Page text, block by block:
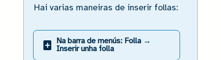
Hai varias maneiras de inserir follas:
+
Na barra de menús: Folla →
Inserir unha folla